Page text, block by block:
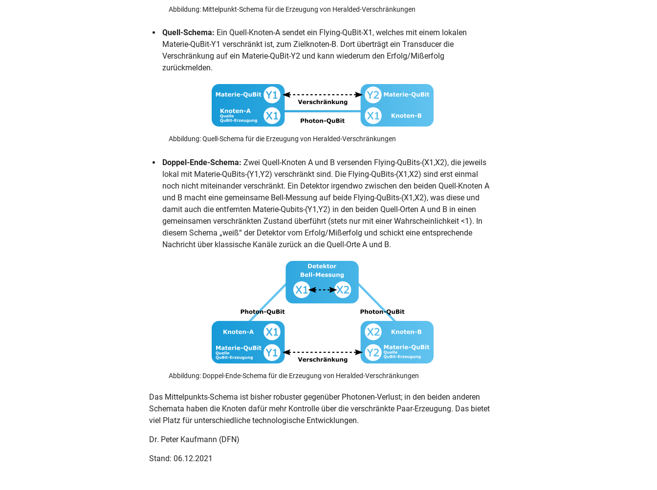
Abbildung: Mittelpunkt-Schema für die Erzeugung von Heralded-Verschränkungen
Quell-Schema: Ein Quell-Knoten-A sendet ein Flying-QuBit-X1, welches mit einem lokalen
Materie-QuBit-Y1 verschränkt ist, zum Zielknoten-B. Dort überträgt ein Transducer die
Verschränkung auf ein Materie-QuBit-Y2 und kann wiederum den Erfolg/Mißerfolg
zurückmelden.
Abbildung: Quell-Schema für die Erzeugung von Heralded-Verschränkungen
Doppel-Ende-Schema: Zwei Quell-Knoten A und B versenden Flying-QuBits-(X1,X2), die jeweils
lokal mit Materie-QuBits-(Y1,Y2) verschränkt sind. Die Flying-QuBits-(X1,X2) sind erst einmal
noch nicht miteinander verschränkt. Ein Detektor irgendwo zwischen den beiden Quell-Knoten A
und B macht eine gemeinsame Bell-Messung auf beide Flying-QuBits-(X1,X2), was diese und
damit auch die entfernten Materie-Qubits-(Y1,Y2) in den beiden Quell-Orten A und B in einen
gemeinsamen verschränkten Zustand überführt (stets nur mit einer Wahrscheinlichkeit <1). In
diesem Schema „weiß“ der Detektor vom Erfolg/Mißerfolg und schickt eine entsprechende
Nachricht über klassische Kanäle zurück an die Quell-Orte A und B.
Abbildung: Doppel-Ende-Schema für die Erzeugung von Heralded-Verschränkungen
Das Mittelpunkts-Schema ist bisher robuster gegenüber Photonen-Verlust; in den beiden anderen
Schemata haben die Knoten dafür mehr Kontrolle über die verschränkte Paar-Erzeugung. Das bietet
viel Platz für unterschiedliche technologische Entwicklungen.
Dr. Peter Kaufmann (DFN)
Stand: 06.12.2021